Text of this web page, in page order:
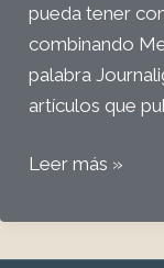
pueda tener
combinando
palabra
artículos que
Conversación
Gemini:
Revisión
Leer más »